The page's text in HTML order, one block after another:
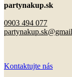
partynakup.sk
0903 494 077
Kontaktujte nás